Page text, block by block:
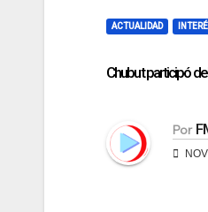
ACTUALIDAD
Chubut participó
Por